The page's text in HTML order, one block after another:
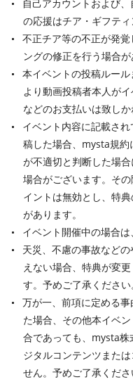
自己アカウントおよび
の応援はチア・ギフティ
不正チア等の不正が発
ングの修正を行う場合が
本イベントの投稿ルー
より動画投稿者本人が
などのお支払いは致しか
イベント内容に記載さ
稿した場合、mysta規
が不適切と判断した場
場合がございます。そ
イントは無効とし、特
があります。
イベント開催中の場合は
天災、不慮の事故など
えない場合、特典が変
す。予めご了承ください
万が一、前項に定める
た場合、その他本イベ
合であっても、mysta株
ジタルコンテンツまた
せん。予めご了承くださ